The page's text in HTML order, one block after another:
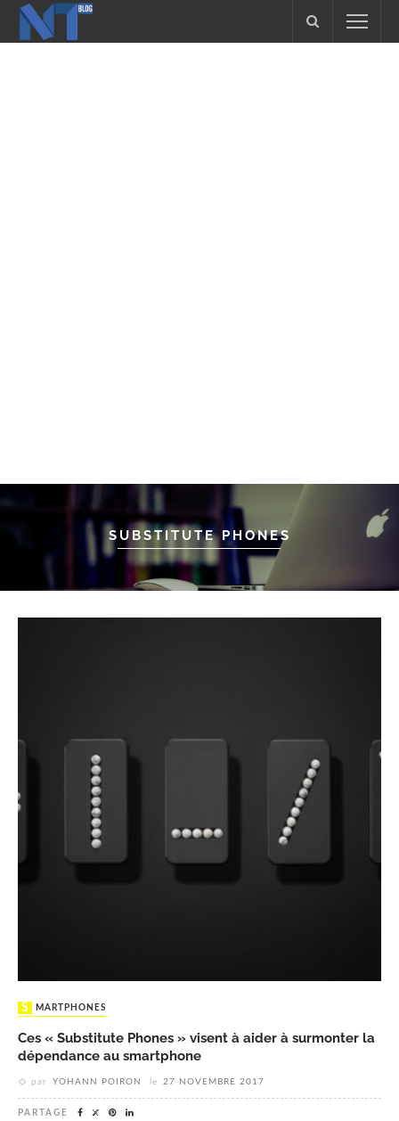
SUBSTITUTE PHONES
SMARTPHONES
Ces « Substitute Phones » visent à aider à surmonter la
dépendance au smartphone
par YOHANN POIRON le 27 NOVEMBRE 2017
PARTAGE